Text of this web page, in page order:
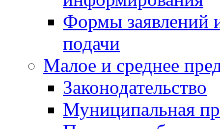
Формы заявлений
подачи
Малое и среднее
Законодательство
Муниципальная